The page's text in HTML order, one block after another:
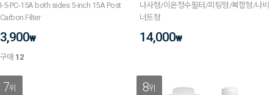
I-5-PC-15A both sides 5-inch 15A Post
Carbon Filter
3,900₩
구매 12
나사형/이온정수필터/피팅형/복합형/나비
너트형
14,000₩
7위 8위